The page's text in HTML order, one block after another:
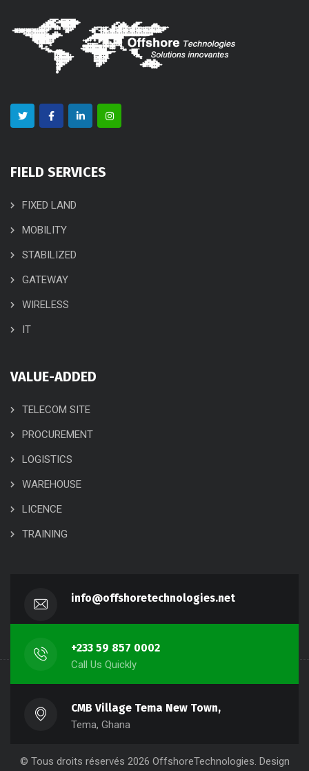
FIELD SERVICES
FIXED LAND
MOBILITY
STABILIZED
GATEWAY
WIRELESS
IT
VALUE-ADDED
TELECOM SITE
PROCUREMENT
LOGISTICS
WAREHOUSE
LICENCE
TRAINING
info@offshoretechnologies.net
+233 59 857 0002
Call Us Quickly
CMB Village Tema New Town,
Tema, Ghana
© Tous droits réservés 2026 OffshoreTechnologies. Design